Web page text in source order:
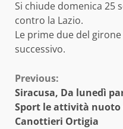
Si chiude domenica 25
contro la Lazio.
Le prime due del
successivo.
Continue
Reading
Previous:
Siracusa, Da lunedì
Sport le attività nuoto
Canottieri Ortigia